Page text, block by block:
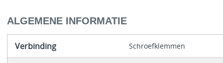
ALGEMENE INFORMATIE
Verbinding Schroefklemmen